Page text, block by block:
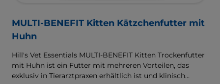
MULTI-BENEFIT Kitten Kätzchenfutter mit
Huhn
Hill's Vet Essentials MULTI-BENEFIT Kitten Trockenfutter
mit Huhn ist ein Futter mit mehreren Vorteilen, das
exklusiv in Tierarztpraxen erhältlich ist und klinisch